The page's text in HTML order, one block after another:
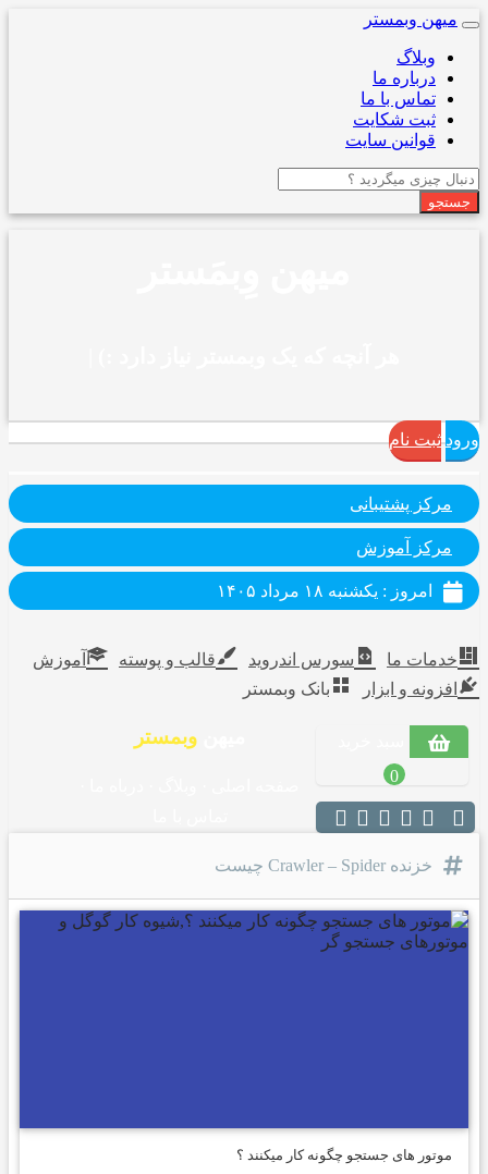
Toggle
navigation
میهن وبمستر
وبلاگ
درباره ما
تماس با ما
ثبت شکایت
قوانین سایت
جستجو
ورود ثبت نام
مرکز پشتیبانی
مرکز آموزش
امروز : یکشنبه ۱۸ مرداد ۱۴۰۵
خدمات ما سورس اندروید قالب و پوسته
آموزش
افزونه و ابزار
بانک وبمستر
0
خزنده Crawler – Spider چیست
موتور های جستجو چگونه کار میکنند ؟
وبمستر